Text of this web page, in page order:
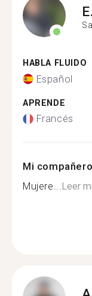
E.
HABLA FLUIDO
Español
APRENDE
Francés
Mi
Mujere...Leer